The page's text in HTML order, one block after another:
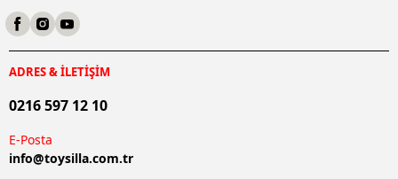
ADRES & İLETİŞİM
0216 597 12 10
E-Posta
info@toysilla.com.tr